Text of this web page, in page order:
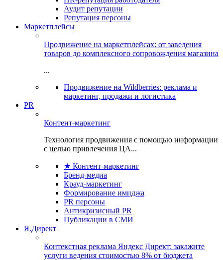
Аудит репутации
Репутация персоны
Маркетплейсы
Продвижение на маркетплейсах: от заведения
товаров до комплексного сопровождения магазина
...
Продвижение на Wildberries: реклама и
маркетинг, продажи и логистика
PR
Контент-маркетинг
Технология продвижения с помощью информации
с целью привлечения ЦА...
★ Контент-маркетинг
Бренд-медиа
Крауд-маркетинг
Формирование имиджа
PR персоны
Антикризисный PR
Публикации в СМИ
Я.Директ
Контекстная реклама Яндекс Директ: закажите
услуги ведения стоимостью 8% от бюджета